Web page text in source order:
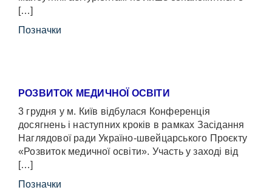
[…]
Позначки
РОЗВИТОК МЕДИЧНОЇ ОСВІТИ
3 грудня у м. Київ відбулася Конференція
досягнень і наступних кроків в рамках Засідання
Наглядової ради Україно-швейцарського Проєкту
«Розвиток медичної освіти». Участь у заході від
[…]
Позначки